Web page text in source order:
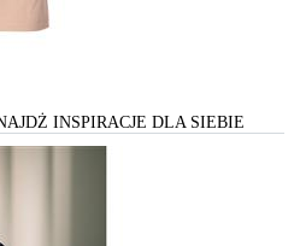
INSPIRACJE DLA SIEBIE